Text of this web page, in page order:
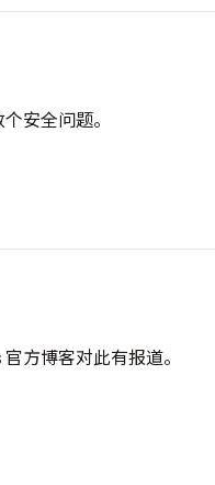
安全问题。
方博客对此有报道。